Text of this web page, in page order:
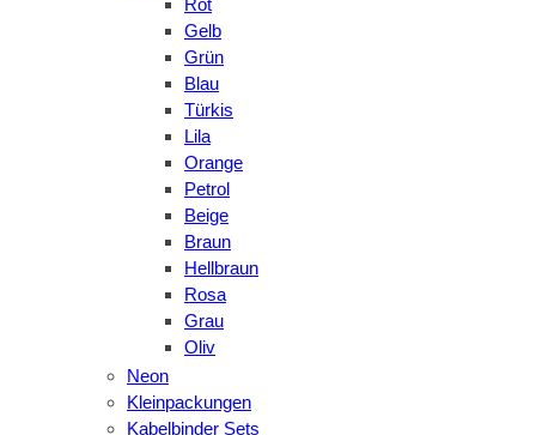
Gelb
Grün
Blau
Türkis
Lila
Orange
Petrol
Beige
Braun
Hellbraun
Rosa
Grau
Oliv
Neon
Kleinpackungen
Kabelbinder Sets